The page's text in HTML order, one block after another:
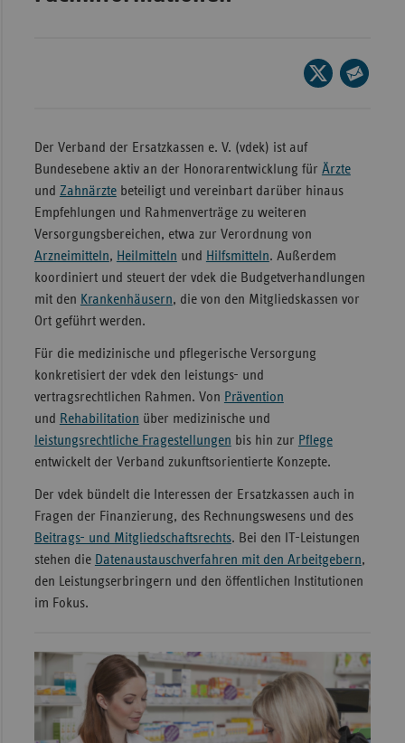
Bayern
Berlin/
Seite
auf
Der Verband der Ersatzkassen e. V. (vdek) ist auf
Bundesebene aktiv an der Honorarentwicklung für Ärzte
und Zahnärztebeteiligt und vereinbart darüber hinaus
Empfehlungen und Rahmenverträge zu weiteren
Versorgungsbereichen, etwa zur Verordnung von
Arzneimitteln, Heilmitteln und Hilfsmitteln. Außerdem
koordiniert und steuert der vdek die Budgetverhandlungen
mit den Krankenhäusern, die von den Mitgliedskassen vor
Ort geführt werden.
Für die medizinische und pflegerische Versorgung
konkretisiert der vdek den leistungs- und
vertragsrechtlichen Rahmen. Von Prävention
und Rehabilitation über medizinische und
leistungsrechtliche Fragestellungen bis hin zur Pflege
entwickelt der Verband zukunftsorientierte Konzepte.
Der vdek bündelt die Interessen der Ersatzkassen auch in
Fragen der Finanzierung, des Rechnungswesens und des
Beitrags- und Mitgliedschaftsrechts. Bei den IT-Leistungen
stehen die Datenaustauschverfahren mit den Arbeitgebern,
den Leistungserbringern und den öffentlichen Institutionen
im Fokus.